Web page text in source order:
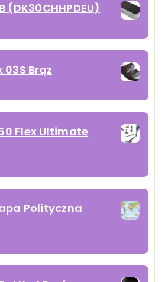
(DK30CHHPDEU)
Brąz
Flex Ultimate
Polityczna